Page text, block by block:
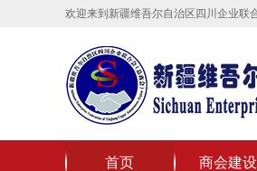
欢迎来到新疆维吾尔自治区四川企业联
首页 商会建设